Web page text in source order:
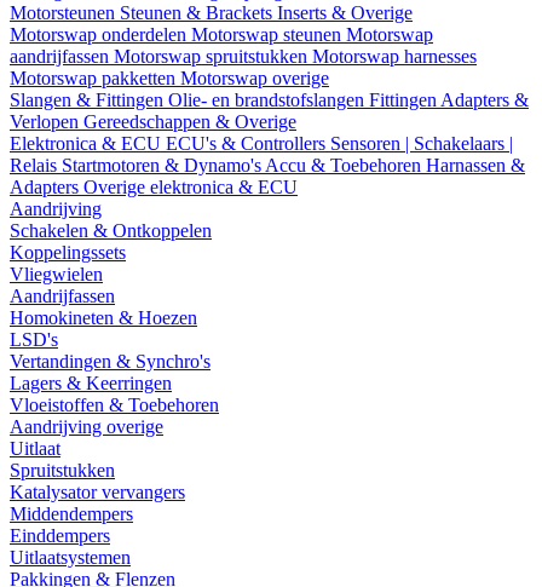
Motorsteunen Steunen & Brackets Inserts & Overige
Motorswap onderdelen Motorswap steunen Motorswap
aandrijfassen Motorswap spruitstukken Motorswap harnesses
Motorswap pakketten Motorswap overige
Slangen & Fittingen Olie- en brandstofslangen Fittingen Adapters &
Verlopen Gereedschappen & Overige
Elektronica & ECU ECU's & Controllers Sensoren | Schakelaars |
Relais Startmotoren & Dynamo's Accu & Toebehoren Harnassen &
Adapters Overige elektronica & ECU
Aandrijving
Schakelen & Ontkoppelen
Koppelingssets
Vliegwielen
Aandrijfassen
Homokineten & Hoezen
LSD's
Vertandingen & Synchro's
Lagers & Keerringen
Vloeistoffen & Toebehoren
Aandrijving overige
Uitlaat
Spruitstukken
Katalysator vervangers
Middendempers
Einddempers
Uitlaatsystemen
Pakkingen & Flenzen